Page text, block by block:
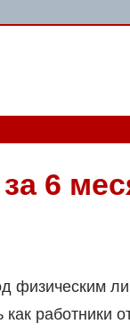
6
физическим
работники